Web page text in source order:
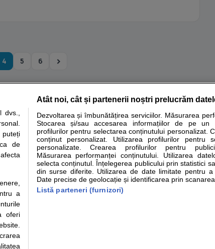
4 5 6
Specialitati medicale
disponibile pe sfatulmedicului.ro au scop informativ si educational.
sfatuim, ca pe langa informatia primita pe sfatulmedicului.ro sa consultati
medic Clickmed.
consumatorului
consumatorilor -
Alternativa a
0800.080.999
europene - CNAS
Sanatatii - ANMDM
Parteneri
Inscriere clinica
Pentru pacient
puteți
de
a
oferi
Atât noi, cât și partenerii noștri prelucrăm
Dezvoltarea și îmbunătățirea serviciilor. Măsurarea
Stocarea și/sau accesarea informațiilor de pe un
profilurilor pentru selectarea conținutului personalizat.
conținut personalizat. Utilizarea profilurilor pentru
personalizate. Crearea profilurilor pentru
Măsurarea performanței conținutului. Utilizarea
selecta conținutul. Înțelegerea publicului prin statistici
din surse diferite. Utilizarea de date limitate pentru a
Date precise de geolocație și identificarea prin
Listă parteneri (furnizori)